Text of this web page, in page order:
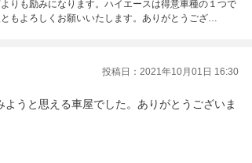
りも励みになります。ハイエースは得意車種の１つで
もよろしくお願いいたします。ありがとうござ…
投稿日：2021年10月01日 16:30
うと思える車屋でした。ありがとうございま